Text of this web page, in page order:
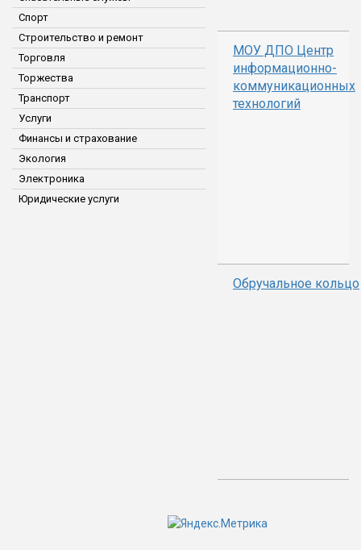
Спорт
Строительство и ремонт
Торговля
Торжества
Транспорт
Услуги
Финансы и страхование
Экология
Электроника
Юридические услуги
МОУ ДПО Центр
информационно-
коммуникационных
технологий
Обручальное кольцо